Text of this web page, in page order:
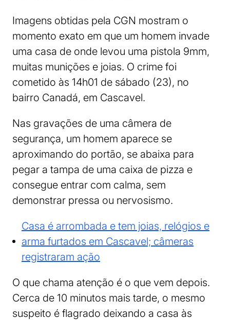
Imagens obtidas pela CGN mostram o
momento exato em que um homem invade
uma casa de onde levou uma pistola 9mm,
muitas munições e joias. O crime foi
cometido às 14h01 de sábado (23), no
bairro Canadá, em Cascavel.
Nas gravações de uma câmera de
segurança, um homem aparece se
aproximando do portão, se abaixa para
pegar a tampa de uma caixa de pizza e
consegue entrar com calma, sem
demonstrar pressa ou nervosismo.
Casa é arrombada e tem joias, relógios e
arma furtados em Cascavel; câmeras
registraram ação
O que chama atenção é o que vem depois.
Cerca de 10 minutos mais tarde, o mesmo
suspeito é flagrado deixando a casa às